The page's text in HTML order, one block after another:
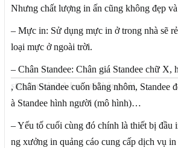
Nhưng chất lượng in ấn cũng không đẹp và
– Mực in: Sử dụng mực in ở trong nhà sẽ
loại mực ở ngoài trời.
– Chân Standee: Chân giá Standee chữ X,
standee chữ A hai mặt bằng sắt
, Chân Standee cuốn bằng nhôm, Standee
à Standee hình người (mô hình)…
– Yếu tố cuối cùng đó chính là thiết bị đầu
ng xưởng in quảng cáo cung cấp dịch vụ in